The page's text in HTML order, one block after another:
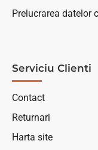
Prelucrarea datelor
Serviciu Clienti
Contact
Returnari
Harta site